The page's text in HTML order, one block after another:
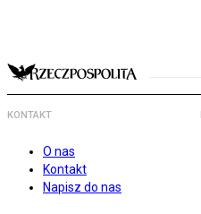
KONTAKT
O nas
Kontakt
Napisz do nas